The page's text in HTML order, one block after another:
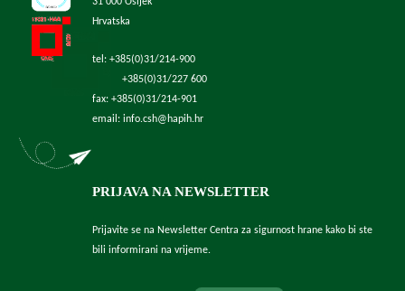
Hrvatska
tel: +385(0)31/214-900
+385(0)31/227 600
fax: +385(0)31/214-901
email: info.csh@hapih.hr
PRIJAVA NA NEWSLETTER
Prijavite se na Newsletter Centra za sigurnost hrane kako bi ste
bili informirani na vrijeme.